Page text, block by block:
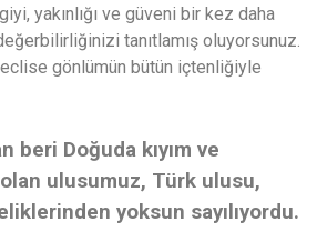
yakınlığı ve güveni bir kez daha
tanıtlamış oluyorsunuz.
gönlümün bütün içtenliğiyle
beri Doğuda kıyım ve
ulusumuz, Türk ulusu,
yoksun sayılıyordu.